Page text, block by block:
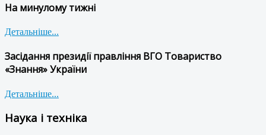
На минулому тижні
Детальніше...
Засідання президії правління ВГО Товариство
«Знання» України
Детальніше...
Наука і техніка